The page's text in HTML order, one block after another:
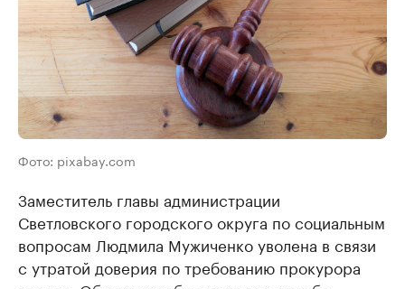
Фото: pixabay.com
Заместитель главы администрации
Светловского городского округа по социальным
вопросам Людмила Мужиченко уволена в связи
с утратой доверия по требованию прокурора